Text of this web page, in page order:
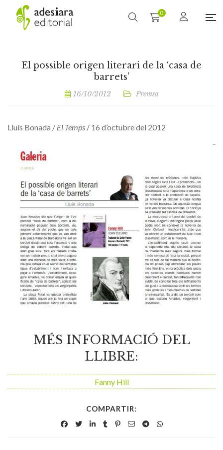
0
El possible origen literari de la ‘casa de
barrets’
16/10/2012 Premsa
Lluís Bonada / El Temps / 16 d’octubre del 2012
MÉS INFORMACIÓ DEL
LLIBRE:
Fanny Hill
COMPARTIR: